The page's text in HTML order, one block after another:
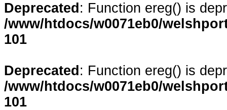
Deprecated : Function ereg() is
/www/htdocs/w0071eb0/
101
Deprecated : Function ereg() is
/www/htdocs/w0071eb0/
101